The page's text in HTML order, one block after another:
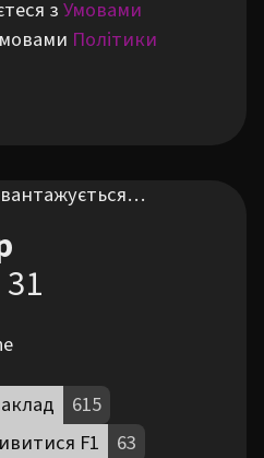
зУмовами
Політики
31
615
F1
63